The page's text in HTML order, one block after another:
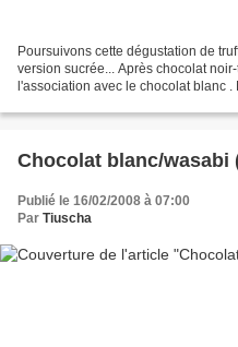
Poursuivons cette dégustation de
version sucrée... Après chocolat
l'association avec le chocolat blanc
Chocolat blanc/wasabi
Publié le 16/02/2008 à 07:00
Par Tiuscha